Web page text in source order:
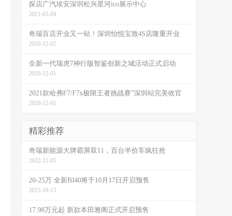
探店广汽埃安深圳松兴星河ico展示中心
2021-03-04
奇瑞百店开业又一站！深圳怡悦宝致4S店隆重开业
2020-12-02
全新一代瑞虎7神行版智鉴创新之城活动正式启动
2020-12-01
2021款哈弗F7/F7x极限王者挑战赛”深圳站完美收官
2020-12-01
精彩推荐
奇瑞新能源大牌霸屏双11，百台半价车疯狂抢
2022-11-05
20-25万 全新BJ40将于10月17日开启预售
2023-10-13
17.98万元起 新款本田雅阁正式开启预售